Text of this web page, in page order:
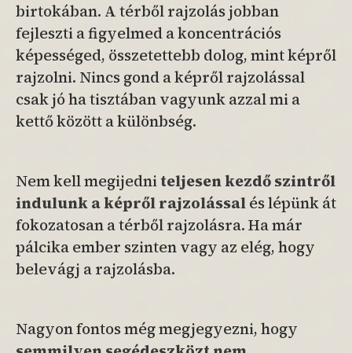
birtokában. A térből rajzolás jobban
fejleszti a figyelmed a koncentrációs
képességed, összetettebb dolog, mint képről
rajzolni. Nincs gond a képről rajzolással
csak jó ha tisztában vagyunk azzal mi a
kettő között a különbség.
Nem kell megijedniteljesen kezdőszintről
indulunk a képről rajzolássalés lépünk át
fokozatosan a térből rajzolásra. Ha már
pálcika ember szinten vagy az elég, hogy
belevágj a rajzolásba.
Nagyon fontos még megjegyezni, hogy